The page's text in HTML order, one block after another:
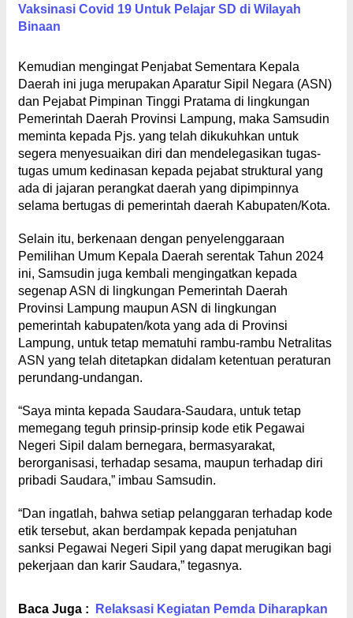
Vaksinasi Covid 19 Untuk Pelajar SD di Wilayah
Binaan
Kemudian mengingat Penjabat Sementara Kepala
Daerah ini juga merupakan Aparatur Sipil Negara (ASN)
dan Pejabat Pimpinan Tinggi Pratama di lingkungan
Pemerintah Daerah Provinsi Lampung, maka Samsudin
meminta kepada Pjs. yang telah dikukuhkan untuk
segera menyesuaikan diri dan mendelegasikan tugas-
tugas umum kedinasan kepada pejabat struktural yang
ada di jajaran perangkat daerah yang dipimpinnya
selama bertugas di pemerintah daerah Kabupaten/Kota.
Selain itu, berkenaan dengan penyelenggaraan
Pemilihan Umum Kepala Daerah serentak Tahun 2024
ini, Samsudin juga kembali mengingatkan kepada
segenap ASN di lingkungan Pemerintah Daerah
Provinsi Lampung maupun ASN di lingkungan
pemerintah kabupaten/kota yang ada di Provinsi
Lampung, untuk tetap mematuhi rambu-rambu Netralitas
ASN yang telah ditetapkan didalam ketentuan peraturan
perundang-undangan.
“Saya minta kepada Saudara-Saudara, untuk tetap
memegang teguh prinsip-prinsip kode etik Pegawai
Negeri Sipil dalam bernegara, bermasyarakat,
berorganisasi, terhadap sesama, maupun terhadap diri
pribadi Saudara,” imbau Samsudin.
“Dan ingatlah, bahwa setiap pelanggaran terhadap kode
etik tersebut, akan berdampak kepada penjatuhan
sanksi Pegawai Negeri Sipil yang dapat merugikan bagi
pekerjaan dan karir Saudara,” tegasnya.
Baca Juga : Relaksasi Kegiatan Pemda Diharapkan